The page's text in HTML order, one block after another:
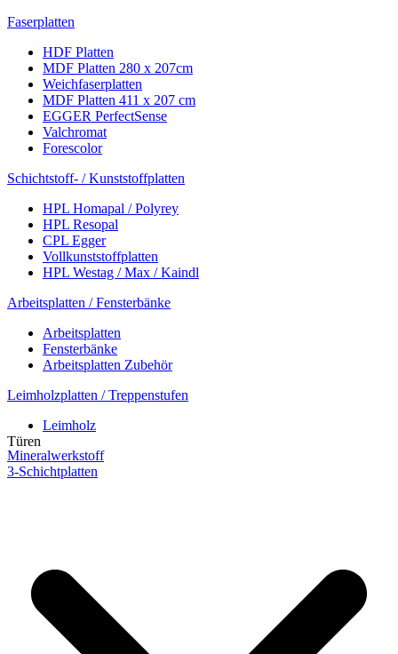
Faserplatten
HDF Platten
MDF Platten 280 x 207cm
Weichfaserplatten
MDF Platten 411 x 207 cm
EGGER PerfectSense
Valchromat
Forescolor
Schichtstoff- / Kunststoffplatten
HPL Homapal / Polyrey
HPL Resopal
CPL Egger
Vollkunststoffplatten
HPL Westag / Max / Kaindl
Arbeitsplatten / Fensterbänke
Arbeitsplatten
Fensterbänke
Arbeitsplatten Zubehör
Leimholzplatten / Treppenstufen
Leimholz
Mineralwerkstoff
3-Schichtplatten
Türen